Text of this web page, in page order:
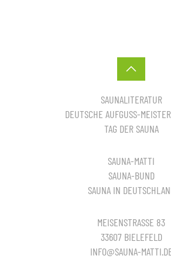
SAUNALITERATUR
DEUTSCHE AUFGUSS-
TAG DER SAUNA
SAUNA-MATTI
SAUNA-BUND
SAUNA IN
MEISENSTRASSE 83
33607 BIELEFELD
INFO@SAUNA-